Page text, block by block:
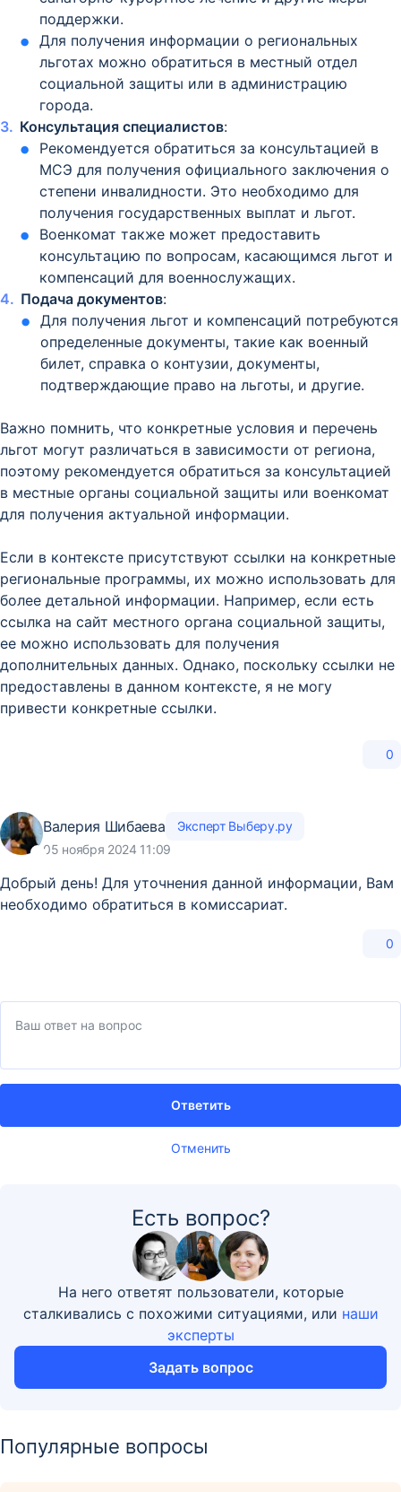
поддержки.
Для получения информации о региональных
льготах можно обратиться в местный отдел
социальной защиты или в администрацию
города.
Консультация специалистов:
Рекомендуется обратиться за консультацией в
МСЭ для получения официального заключения о
степени инвалидности. Это необходимо для
получения государственных выплат и льгот.
Военкомат также может предоставить
консультацию по вопросам, касающимся льгот и
компенсаций для военнослужащих.
Подача документов:
Для получения льгот и компенсаций потребуются
определенные документы, такие как военный
билет, справка о контузии, документы,
подтверждающие право на льготы, и другие.
Важно помнить, что конкретные условия и перечень
льгот могут различаться в зависимости от региона,
поэтому рекомендуется обратиться за консультацией
в местные органы социальной защиты или военкомат
для получения актуальной информации.
Если в контексте присутствуют ссылки на конкретные
региональные программы, их можно использовать для
более детальной информации. Например, если есть
ссылка на сайт местного органа социальной защиты,
ее можно использовать для получения
дополнительных данных. Однако, поскольку ссылки не
предоставлены в данном контексте, я не могу
привести конкретные ссылки.
0
Валерия Шибаева
Эксперт Выберу.ру
05 ноября 2024 11:09
Добрый день! Для уточнения данной информации, Вам
необходимо обратиться в комиссариат.
0
Отменить
Ответить
Есть вопрос?
На него ответят пользователи, которые
сталкивались с похожими ситуациями, или наши
эксперты
Задать вопрос
Популярные вопросы